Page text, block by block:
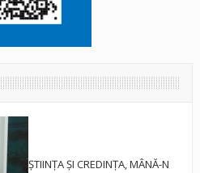
ȘTIINȚA ȘI CREDINȚA, MÂNĂ-N